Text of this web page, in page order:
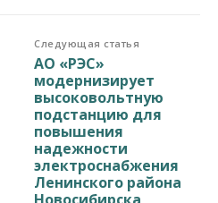
Следующая статья
АО «РЭС»
модернизирует
высоковольтную
подстанцию для
повышения
надежности
электроснабжения
Ленинского района
Новосибирска